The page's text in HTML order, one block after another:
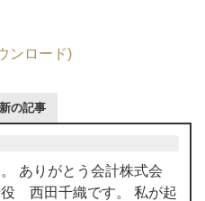
ンロード)
の記事
ありがとう会計株式会
西田千織です。 私が起